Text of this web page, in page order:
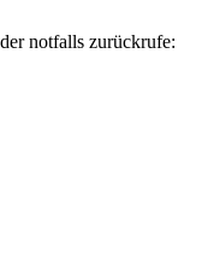
notfalls zurückrufe: